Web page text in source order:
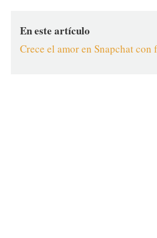
En este artículo
Crece el amor en Snapchat con